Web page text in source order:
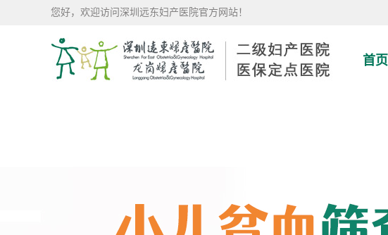
您好，欢迎访问深圳远东妇产医院官方网站！
首页